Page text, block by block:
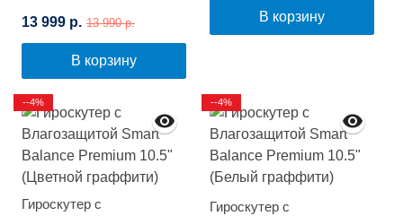
13 999 р. 13 990 р.
В корзину
В корзину
Гироскутер с
--4%
Гироскутер с
--4%